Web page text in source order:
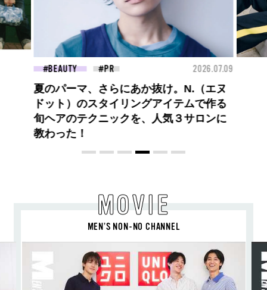
FASHION 2026.07.09
ロエベの新しい世界へようこそ。大胆な
コントラストとレイヤードの先に。装う
喜び、明るいスピリット
MOVIE
MEN’S NON-NO CHANNEL